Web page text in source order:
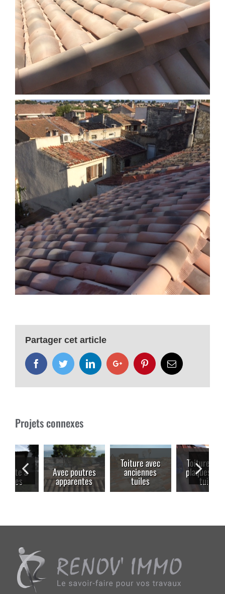
Partager cet article
FacebookTwitterLinkedInGoogle+ PinterestEmail
Projets connexes
Avec poutres
apparentes
Toiture avec
anciennes
tuiles
Toiture avec
plaques sous